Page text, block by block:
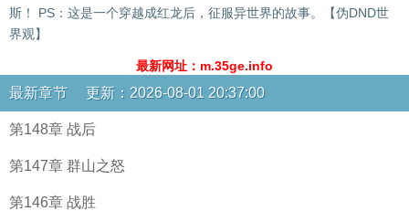
斯！ PS：这是一个穿越成红龙后，征服异世界的故事。【伪DND世
界观】
最新网址：m.35ge.info
最新章节 更新：2026-08-01 20:37:00
第148章 战后
第147章 群山之怒
第146章 战胜